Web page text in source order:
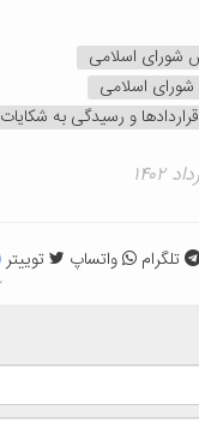
اسلامی
اسلامی
و رسیدگی به شکایات
تلگرام واتساپ توییتر